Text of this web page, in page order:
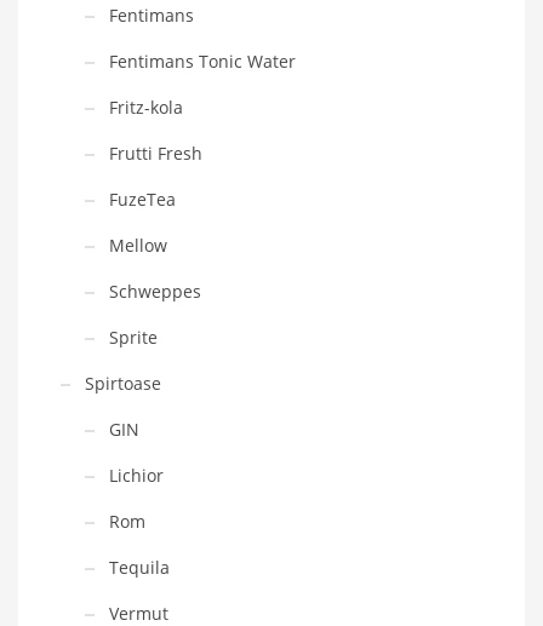
Fentimans
Fentimans Tonic Water
Fritz-kola
Frutti Fresh
FuzeTea
Mellow
Schweppes
Sprite
Spirtoase
GIN
Lichior
Rom
Tequila
Vermut